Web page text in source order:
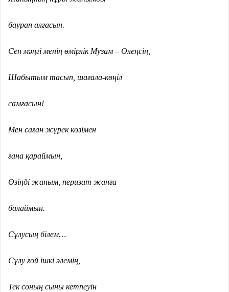
баурап алғасын.
Сен мәңгі менің өмірлік Музам – Өлеңсің,
Шабытым тасып, шағала-көңіл
самғасын!
Мен саған жүрек көзімен
ғана қараймын,
Өзіңді жаным, перизат жанға
балаймын.
Сұлусың білем…
Сұлу ғой ішкі әлемің,
Тек соның сыны кетпеуін